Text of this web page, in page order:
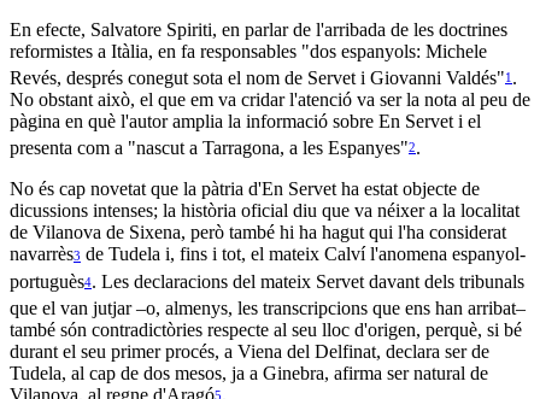
En efecte, Salvatore Spiriti, en parlar de l'arribada de les doctrines
reformistes a Itàlia, en fa responsables "dos espanyols: Michele
Revés, després conegut sota el nom de Servet i Giovanni Valdés"1 .
No obstant això, el que em va cridar l'atenció va ser la nota al peu de
pàgina en què l'autor amplia la informació sobre En Servet i el
presenta com a "nascut a Tarragona, a les Espanyes"2.
No és cap novetat que la pàtria d'En Servet ha estat objecte de
dicussions intenses; la història oficial diu que va néixer a la localitat
de Vilanova de Sixena, però també hi ha hagut qui l'ha considerat
navarrès3 de Tudela i, fins i tot, el mateix Calví l'anomena espanyol-
portuguès4. Les declaracions del mateix Servet davant dels tribunals
que el van jutjar –o, almenys, les transcripcions que ens han arribat–
també són contradictòries respecte al seu lloc d'origen, perquè, si bé
durant el seu primer procés, a Viena del Delfinat, declara ser de
Tudela, al cap de dos mesos, ja a Ginebra, afirma ser natural de
Vilanova, al regne d'Aragó5.